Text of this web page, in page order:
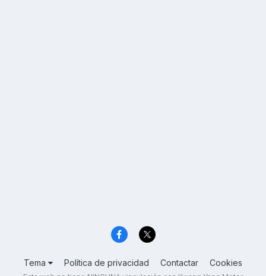
Tema Política de privacidad Contactar Cookies